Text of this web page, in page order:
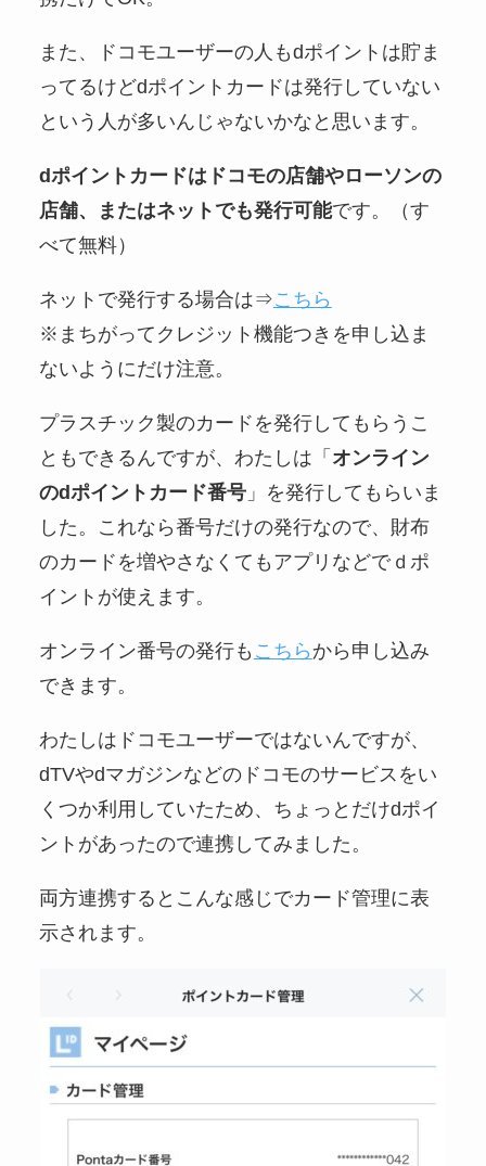
また、ドコモユーザーの人もdポイントは貯ま
ってるけどdポイントカードは発行していない
という人が多いんじゃないかなと思います。
dポイントカードはドコモの店舗やローソンの
店舗、またはネットでも発行可能です。（す
べて無料）
ネットで発行する場合は⇒こちら
※まちがってクレジット機能つきを申し込ま
ないようにだけ注意。
プラスチック製のカードを発行してもらうこ
ともできるんですが、わたしは「 オンライン
のdポイントカード番号」を発行してもらいま
した。これなら番号だけの発行なので、財布
のカードを増やさなくてもアプリなどでｄポ
イントが使えます。
オンライン番号の発行も こちら から申し込み
できます。
わたしはドコモユーザーではないんですが、
dTVやdマガジンなどのドコモのサービスをい
くつか利用していたため、ちょっとだけdポイ
ントがあったので連携してみました。
両方連携するとこんな感じでカード管理に表
示されます。